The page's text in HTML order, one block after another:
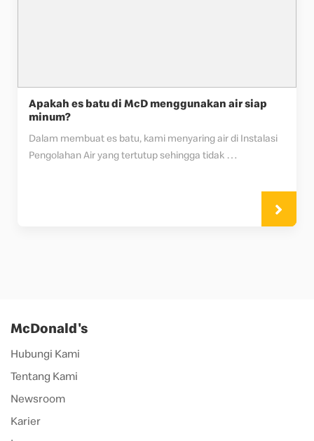
Apakah es batu di McD menggunakan air siap
minum?
Dalam membuat es batu, kami menyaring air di Instalasi
Pengolahan Air yang tertutup sehingga tidak
yang menjadikannya air siap minum. Lebih dari itu, air
McDonald's
Hubungi Kami
Tentang Kami
Newsroom
Karier